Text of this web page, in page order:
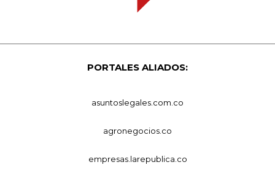
PORTALES ALIADOS:
asuntoslegales.com.co
agronegocios.co
empresas.larepublica.co